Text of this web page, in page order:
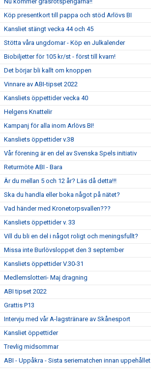
Köp presentkort till pappa och stöd Arlövs BI
Kansliet stängt vecka 44 och 45
Stötta våra ungdomar - Köp en Julkalender
Biobiljetter för 105 kr/st - först till kvarn!
Det börjar bli kallt om knoppen
Vinnare av ABI-tipset 2022
Kansliets öppettider vecka 40
Helgens Knattelir
Kampanj för alla inom Arlövs BI!
Kansliets öppettider v.38
Vår förening är en del av Svenska Spels initiativ
Returmöte ABI - Bara
Är du mellan 5 och 12 år? Läs då detta!!!
Ska du handla eller boka något på nätet?
Vad händer med Kronetorpsvallen???
Kansliets öppettider v. 33
Vill du bli en del i något roligt och meningsfullt?
Missa inte Burlövsloppet den 3 september
Kansliets öppettider V.30-31
Medlemslotteri- Maj dragning
ABI tipset 2022
Grattis P13
Intervju med vår A-lagstränare av Skånesport
Kansliet öppettider
Trevlig midsommar
ABI - Uppåkra - Sista seriematchen innan uppehållet